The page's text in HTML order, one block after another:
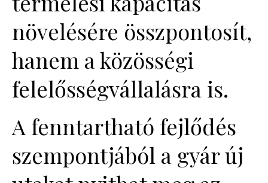
növelésére összpontosít,
hanem a közösségi
felelősségvállalásra is.
A fenntartható fejlődés
szempontjából a gyár új